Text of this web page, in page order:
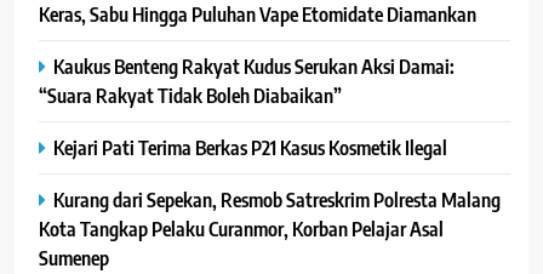
Keras, Sabu Hingga Puluhan Vape Etomidate Diamankan
Kaukus Benteng Rakyat Kudus Serukan Aksi Damai:
“Suara Rakyat Tidak Boleh Diabaikan”
Kejari Pati Terima Berkas P21 Kasus Kosmetik Ilegal
Kurang dari Sepekan, Resmob Satreskrim Polresta Malang
Kota Tangkap Pelaku Curanmor, Korban Pelajar Asal
Sumenep